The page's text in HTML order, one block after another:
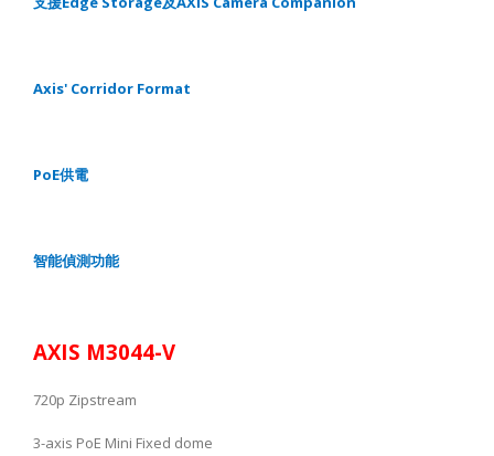
Axis' Corridor Format
PoE供電
智能偵測功能
AXIS M3044-V
720p Zipstream
3-axis PoE Mini Fixed dome